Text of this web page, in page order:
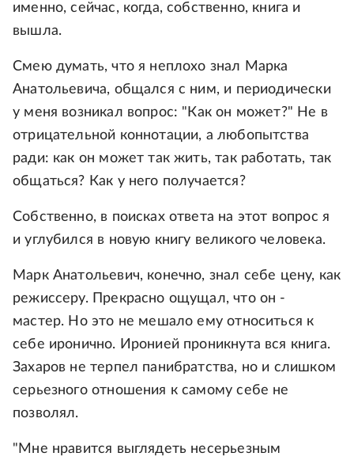
именно, сейчас, когда, собственно, книга и
вышла.
Смею думать, что я неплохо знал Марка
Анатольевича, общался с ним, и периодически
у меня возникал вопрос: "Как он может?" Не в
отрицательной коннотации, а любопытства
ради: как он может так жить, так работать, так
общаться? Как у него получается?
Собственно, в поисках ответа на этот вопрос я
и углубился в новую книгу великого человека.
Марк Анатольевич, конечно, знал себе цену, как
режиссеру. Прекрасно ощущал, что он -
мастер. Но это не мешало ему относиться к
себе иронично. Иронией проникнута вся книга.
Захаров не терпел панибратства, но и слишком
серьезного отношения к самому себе не
позволял.
"Мне нравится выглядеть несерьезным